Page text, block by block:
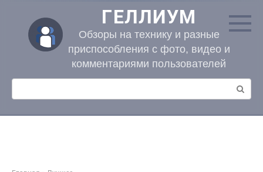
контенту
ГЕЛЛИУМ
Обзоры на технику и разные
приспособления с фото, видео и
комментариями пользователей
Поиск: